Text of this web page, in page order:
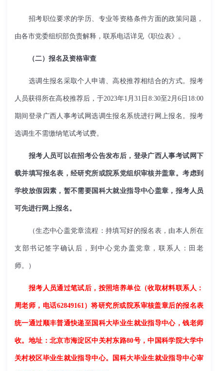
招考职位要求的学历、专业等资格条件方面的政策问题，
由各市党委组织部负责解释，联系电话详见《职位表》。
（二）报名及资格审查
选调生报名采取个人申请、高校推荐相结合的方式。报考
人员获得所在高校推荐后，于2023年1月31日8:30至2月6日18:00
期间登录广西人事考试网选调生报名系统进行网上报名。报考
选调生不需缴纳笔试考试费。
报考人员可以在招考公告发布后，登录广西人事考试网下
载并填写报名表，经研究所或院系党组织审核并盖章。考虑到
学校放假因素，暂不需要国科大就业指导中心盖章，报考人员
可先进行网上报名。
（生态中心盖党章流程：持填写好的报名表，由本人所在
支部书记签字确认后，到中心党办盖党章，联系人：田老
师。）
报考人员通过笔试后，按照培养单位（收取材料联系人：
周老师，电话62849161）将研究所或院系审核盖章后的报名表
统一通过顺丰普通快递至国科大毕业生就业指导中心，钱老师
收。地址：北京市海淀区中关村东路80号，中国科学院大学中
关村校区毕业生就业指导中心。国科大毕业生就业指导中心审